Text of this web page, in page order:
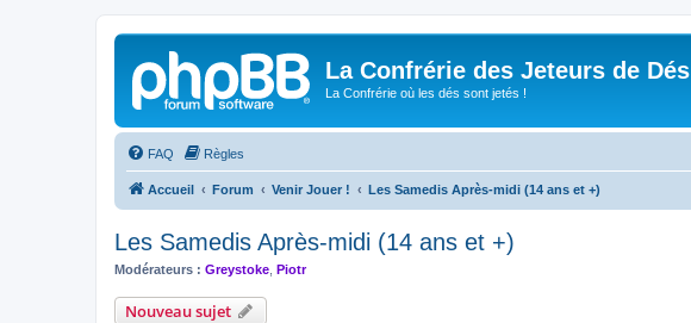
La Confrérie des Jeteurs de Dés
La Confrérie où les dés sont jetés !
FAQ Règles
Accueil Forum Venir Jouer ! Les Samedis Après-midi (14 ans et +)
Les Samedis Après-midi (14 ans et +)
Modérateurs : Greystoke Piotr
Nouveau sujet